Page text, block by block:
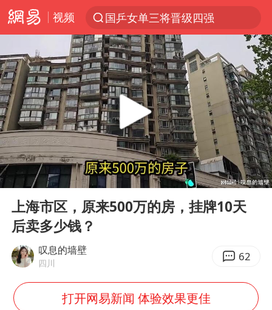
视频
国乒女单三将晋级四强
光影经济撬动暑期消费新蓝海
陈思诚零点晒照为佟丽娅庆生
新疆优化调整景区内自驾服务费
《欢迎来龙餐馆》口碑
上四休三，但降薪1000元，你接受吗？
情侣在平潭拍日出时坠崖致一死一伤
检测列车撞人致11死2伤 涉事单位被罚
黄金牛市回来了吗
宇树王兴兴被问了360多个问题
Play
00:00 01:29
上海市区，原来500万的房，挂牌10天
后卖多少钱？
叹息的墙壁
四川 62
打开网易新闻 体验效果更佳